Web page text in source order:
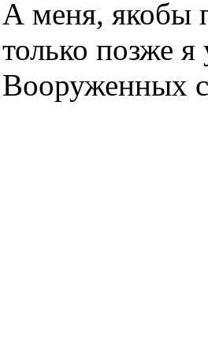
А меня, якобы
только позже
Вооруженных